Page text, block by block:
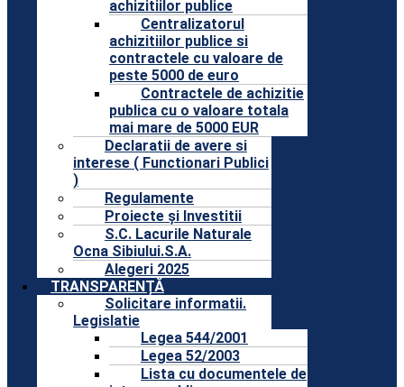
achizitiilor publice
Centralizatorul
achizitiilor publice si
contractele cu valoare de
peste 5000 de euro
Contractele de achizitie
publica cu o valoare totala
mai mare de 5000 EUR
Declaratii de avere si
interese ( Functionari Publici
)
Regulamente
Proiecte și Investitii
S.C. Lacurile Naturale
Ocna Sibiului.S.A.
Alegeri 2025
TRANSPARENȚĂ
Solicitare informatii.
Legislatie
Legea 544/2001
Legea 52/2003
Lista cu documentele de